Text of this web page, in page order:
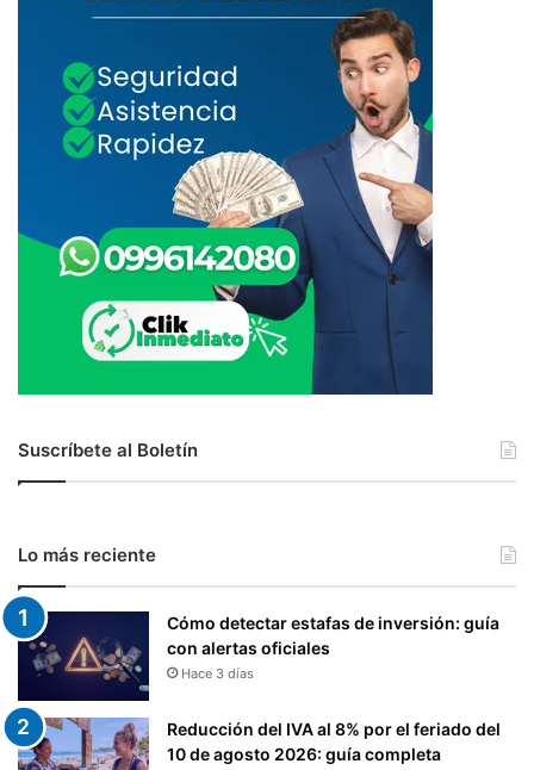
S
Suscríbete al Boletín
Lo más reciente
Cómo detectar estafas de inversión: guía
con alertas oficiales
Hace 3 días
Reducción del IVA al 8% por el feriado del
10 de agosto 2026: guía completa